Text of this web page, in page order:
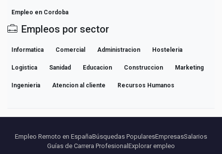
Empleo en Cordoba
Empleos por sector
Informatica Comercial Administracion Hosteleria
Logistica Sanidad Educacion Construccion Marketing
Ingenieria Atencion al cliente Recursos Humanos
Empleo Remoto en EspañaBúsquedas PopularesEmpresasSalarios
Guías de Carrera Profesional Explorar empleo